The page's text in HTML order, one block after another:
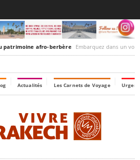
afro-berbère Embarquez dans un voyage culturel dans le
Actualités Les Carnets de Voyage